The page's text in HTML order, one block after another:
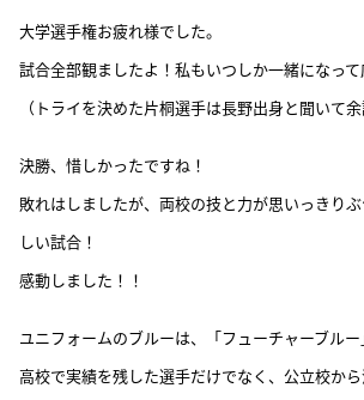
大学選手権お疲れ様でした。
試合全部観ましたよ！私もいつしか一緒になって
（トライを決めた片桐選手は長野出身と聞いて余
決勝、惜しかったですね！
敗れはしましたが、両校の技と力が思いっきり
しい試合！
感動しました！！
ユニフォームのブルーは、「フューチャーブルー
高校で実績を残した選手だけでなく、公立校か